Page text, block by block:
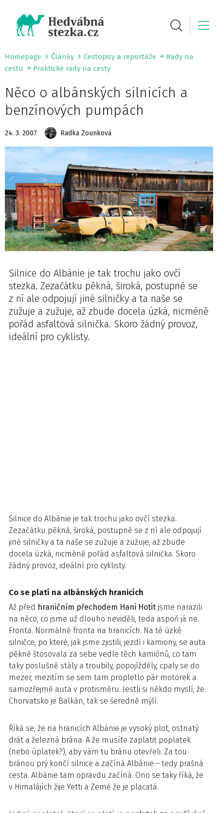
Homepage Články Cestopisy a reportáže
Rady na
cestu
Praktické rady na cesty
Něco o albánských silnicích a
benzínových pumpách
24. 3. 2007 Radka Zounková
Silnice do Albánie je tak trochu jako ovčí
stezka. Zezačátku pěkná, široká, postupně se
z ní ale odpojují jiné silničky a ta naše se
zužuje a zužuje, až zbude docela úzká, nicméně
pořád asfaltová silnička. Skoro žádný provoz,
ideální pro cyklisty.
Silnice do Albánie je tak trochu jako ovčí stezka.
Zezačátku pěkná, široká, postupně se z ní ale odpojují
jiné silničky a ta naše se zužuje a zužuje, až zbude
docela úzká, nicméně pořád asfaltová silnička. Skoro
žádný provoz, ideální pro cyklisty.
Co se platí na albánských hranicích
Až před hraničním přechodem Hani Hotit jsme narazili
na něco, co jsme už dlouho neviděli, teda aspoň já ne.
Fronta. Normálně fronta na hranicích. Na té úzké
silničce, po které, jak jsme zjistili, jezdí i kamiony, se auta
pěkně štosovala za sebe vedle těch kamiónů, co tam
taky poslušně stály a troubily, popojížděly, cpaly se do
mezer, mezitím se sem tam propletlo pár motorek a
samozřejmě auta v protisměru. Jestli si někdo myslí, že
Chorvatsko je Balkán, tak se šeredně mýlí.
Říká se, že na hranicích Albánie je vysoký plot, ostnatý
drát a železná brána. A že musíte zaplatit poplatek
(nebo úplatek?), aby vám tu bránu otevřeli. Za tou
bránou prý končí silnice a začíná Albánie – tedy prašná
cesta. Albánie tam opravdu začíná. Ono se taky říká, že
v Himalájích žije Yetti a Země že je placatá.